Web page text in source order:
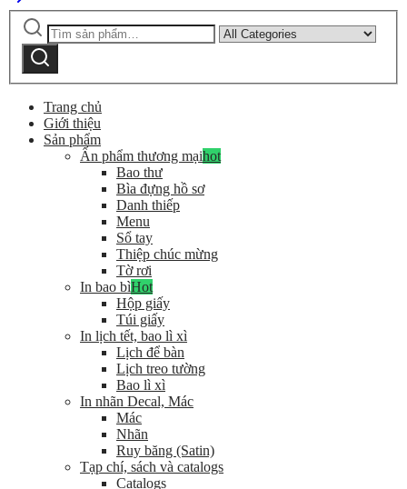
Tìm
kiếm:
Narrow
by
Tìm
kiếm
Trang chủ
Giới thiệu
Sản phẩm
Ấn phẩm thương mạihot
Bao thư
Bìa đựng hồ sơ
Danh thiếp
Menu
Sổ tay
Thiệp chúc mừng
Tờ rơi
In bao bìHot
Hộp giấy
Túi giấy
In lịch tết, bao lì xì
Lịch để bàn
Lịch treo tường
Bao lì xì
In nhãn Decal, Mác
Mác
Nhãn
Ruy băng (Satin)
Tạp chí, sách và catalogs
Catalogs